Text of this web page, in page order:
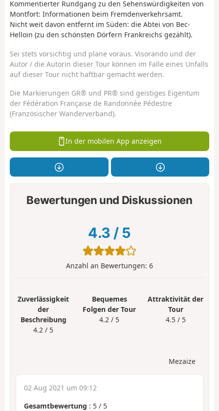
Kommentierter Rundgang zu den Sehenswürdigkeiten von
Montfort: Informationen beim Fremdenverkehrsamt.
Nicht weit davon entfernt im Süden: die Abtei von Bec-
Helloin (zu den schönsten Dörfern Frankreichs gezählt).
Sei stets vorsichtig und plane voraus. Visorando und der
Autor / die Autorin dieser Tour können im Falle eines Unfalls
auf dieser Tour nicht haftbar gemacht werden.
Die Markierungen GR® und PR® sind geistiges Eigentum
der Fédération Française de Randonnée Pédestre
(Französischer Wanderverband).
In der mobilen App anzeigen
Bewertungen und Diskussionen
4.3 / 5
Anzahl an Bewertungen: 6
Zuverlässigkeit
der
Beschreibung
4.2 / 5
Bequemes
Folgen der Tour
4.2 / 5
Attraktivität der
Tour
4.5 / 5
Mezaize
02 Aug 2021 um 09:12
Gesamtbewertung : 5 / 5